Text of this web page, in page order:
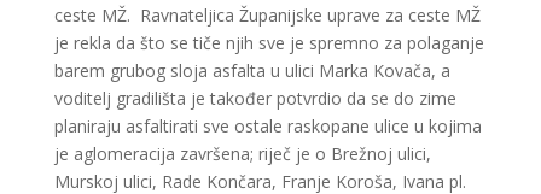
ceste MŽ. Ravnateljica Županijske uprave za ceste MŽ
je rekla da što se tiče njih sve je spremno za polaganje
barem grubog sloja asfalta u ulici Marka Kovača, a
voditelj gradilišta je također potvrdio da se do zime
planiraju asfaltirati sve ostale raskopane ulice u kojima
je aglomeracija završena; riječ je o Brežnoj ulici,
Murskoj ulici, Rade Končara, Franje Koroša, Ivana pl.